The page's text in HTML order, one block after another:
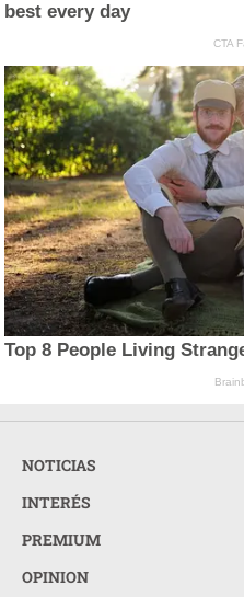
best every day
CTA
Top 8 People Living
NOTICIAS
INTERÉS
PREMIUM
OPINION